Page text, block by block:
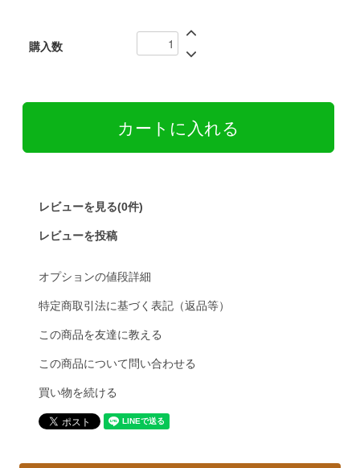
購入数
レビューを見る(0件)
レビューを投稿
オプションの値段詳細
特定商取引法に基づく表記（返品等）
この商品を友達に教える
この商品について問い合わせる
買い物を続ける